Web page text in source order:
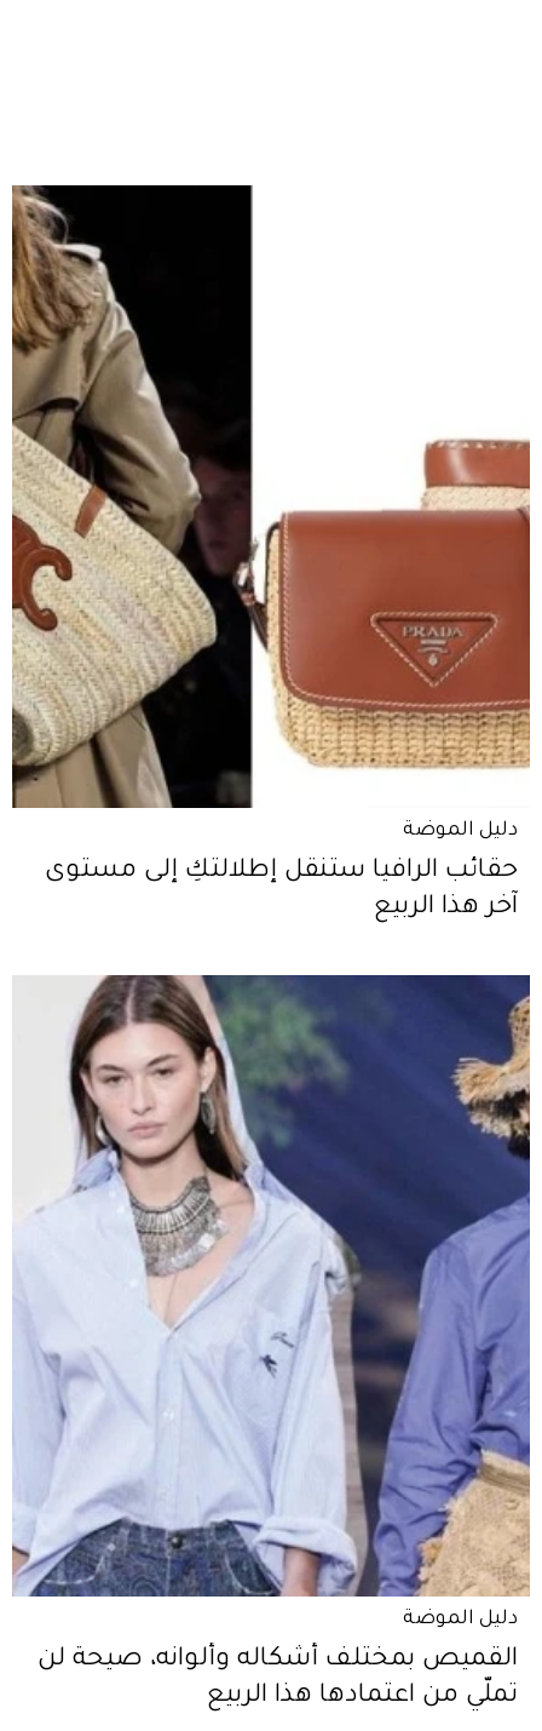
دليل الموضة
حقائب الرافيا ستنقل إطلالتكِ إلى مستوى
آخر هذا الربيع
دليل الموضة
القميص بمختلف أشكاله وألوانه، صيحة لن
تملّي من اعتمادها هذا الربيع